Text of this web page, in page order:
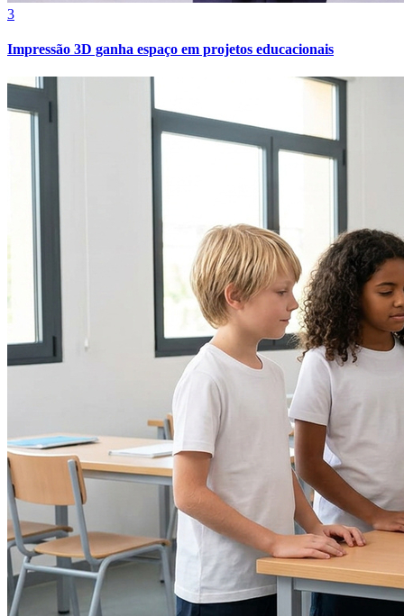
Fortaleza
3
Impressão 3D ganha espaço em projetos educacionais